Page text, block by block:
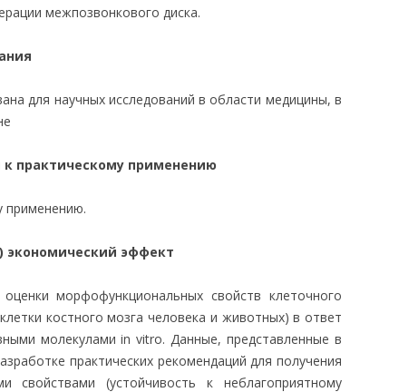
межпозвонкового диска.
для научных исследований в области медицины, в
к практическому применению
применению.
экономический эффект
морфофункциональных свойств клеточного
костного мозга человека и животных) в ответ
молекулами in vitro. Данные, представленные в
практических рекомендаций для получения
свойствами (устойчивость к неблагоприятному